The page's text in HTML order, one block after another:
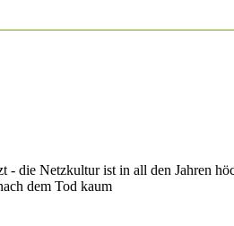
- die Netzkultur ist in all den Jahren
dem Tod kaum